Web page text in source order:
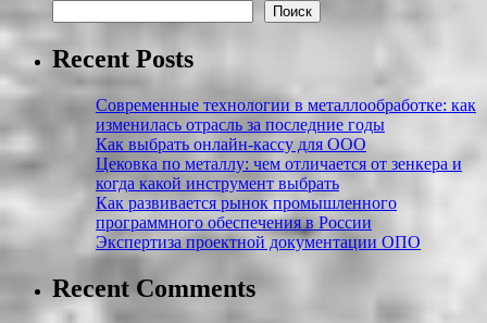
Поиск
Recent Posts
Современные технологии в металлообработке: как
изменилась отрасль за последние годы
Как выбрать онлайн-кассу для ООО
Цековка по металлу: чем отличается от зенкера и
когда какой инструмент выбрать
Как развивается рынок промышленного
программного обеспечения в России
Экспертиза проектной документации ОПО
Recent Comments